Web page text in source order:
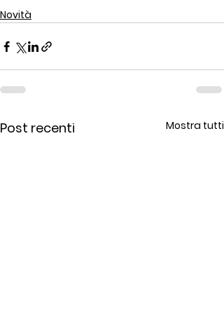
Novità
Post recenti Mostra tutti